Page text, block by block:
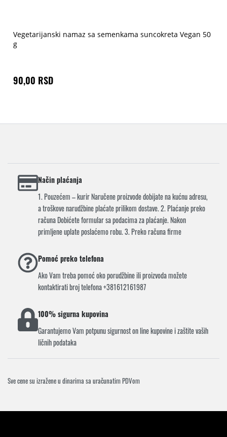
Vegetarijanski namaz sa semenkama suncokreta Vegan 50
g
90,00 RSD
Način plaćanja
1. Pouzećem – kurir Naručene proizvode dobijate na kućnu adresu,
a troškove narudžbine plaćate prilikom dostave. 2. Plaćanje preko
računa Dobićete formular sa podacima za plaćanje. Nakon
primljene uplate poslaćemo robu. 3. Preko računa firme
Pomoć preko telefona
Ako Vam treba pomoć oko porudžbine ili proizvoda možete
kontaktirati broj telefona +381612161987
100% sigurna kupovina
Garantujemo Vam potpunu sigurnost on line kupovine i zaštite vaših
ličnih podataka
Sve cene su izražene u dinarima sa uračunatim PDVom